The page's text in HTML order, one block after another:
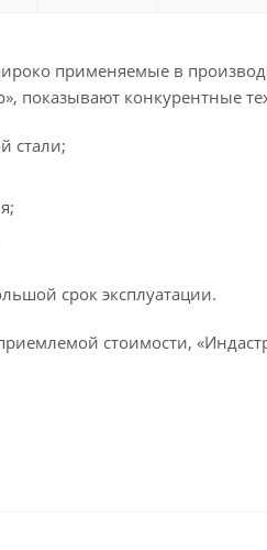
применяемые в
показывают конкурентные
стали;
срок эксплуатации.
стоимости,